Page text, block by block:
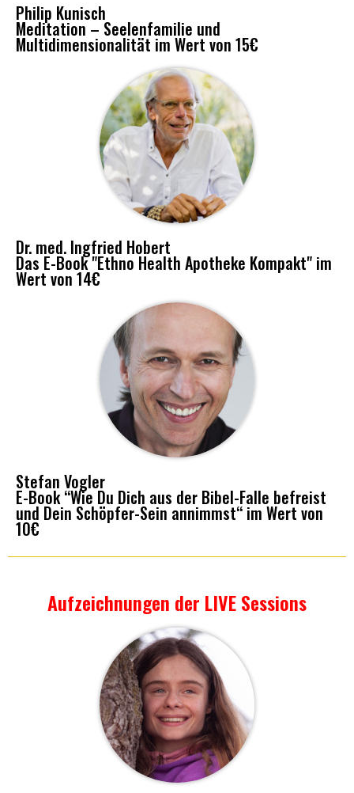
Philip Kunisch
Meditation – Seelenfamilie und
Multidimensionalität im Wert von 15€
Dr. med. Ingfried Hobert
Das E-Book "Ethno Health Apotheke Kompakt" im
Wert von 14€
Stefan Vogler
E-Book “Wie Du Dich aus der Bibel-Falle befreist
und Dein Schöpfer-Sein annimmst“ im Wert von
10€
Aufzeichnungen der LIVE Sessions